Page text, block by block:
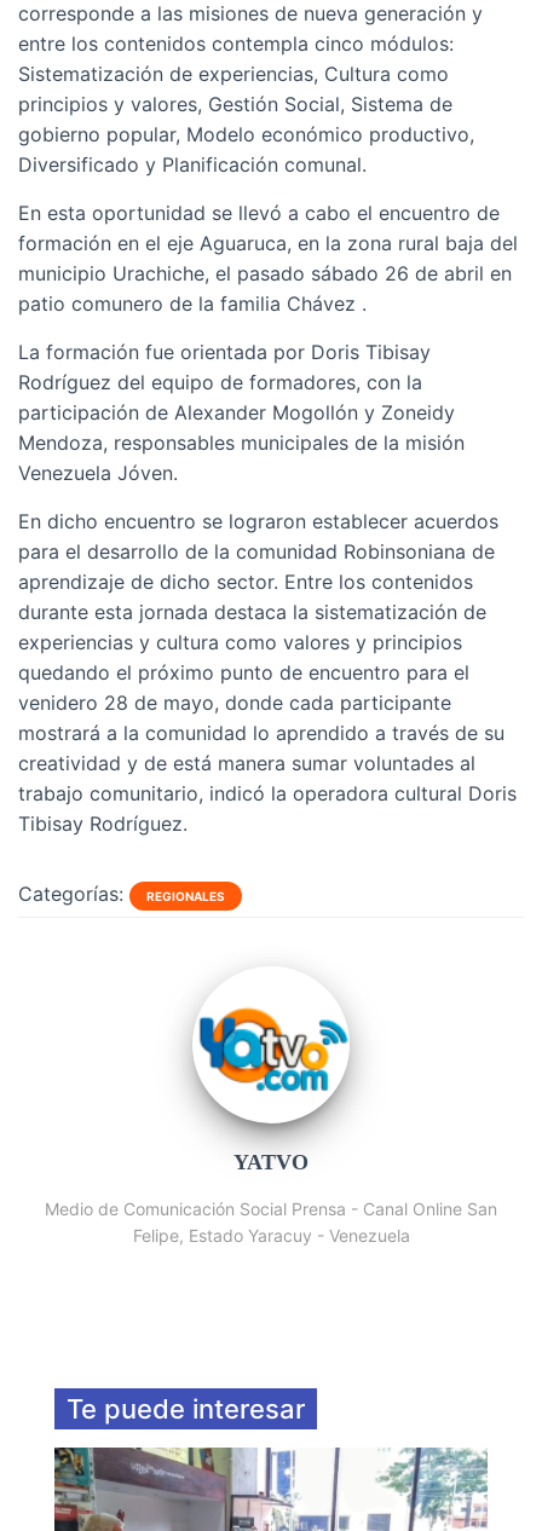
corresponde a las misiones de nueva generación y
entre los contenidos contempla cinco módulos:
Sistematización de experiencias, Cultura como
principios y valores, Gestión Social, Sistema de
gobierno popular, Modelo económico productivo,
Diversificado y Planificación comunal.
En esta oportunidad se llevó a cabo el encuentro de
formación en el eje Aguaruca, en la zona rural baja del
municipio Urachiche, el pasado sábado 26 de abril en
patio comunero de la familia Chávez .
La formación fue orientada por Doris Tibisay
Rodríguez del equipo de formadores, con la
participación de Alexander Mogollón y Zoneidy
Mendoza, responsables municipales de la misión
Venezuela Jóven.
En dicho encuentro se lograron establecer acuerdos
para el desarrollo de la comunidad Robinsoniana de
aprendizaje de dicho sector. Entre los contenidos
durante esta jornada destaca la sistematización de
experiencias y cultura como valores y principios
quedando el próximo punto de encuentro para el
venidero 28 de mayo, donde cada participante
mostrará a la comunidad lo aprendido a través de su
creatividad y de está manera sumar voluntades al
trabajo comunitario, indicó la operadora cultural Doris
Tibisay Rodríguez.
Categorías: REGIONALES
YATVO
Medio de Comunicación Social Prensa - Canal Online San
Felipe, Estado Yaracuy - Venezuela
Te puede interesar